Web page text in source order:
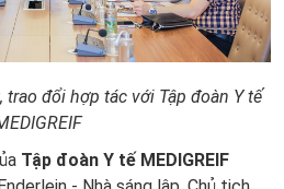
trao đổi hợp tác với Tập đoàn Y tế
Tập đoàn Y tế MEDIGREIF